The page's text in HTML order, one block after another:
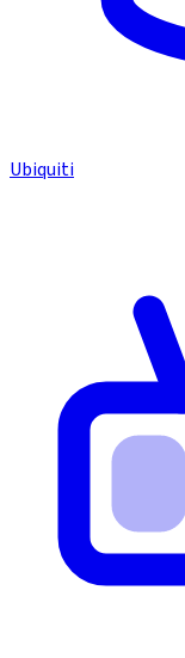
Ubiquiti